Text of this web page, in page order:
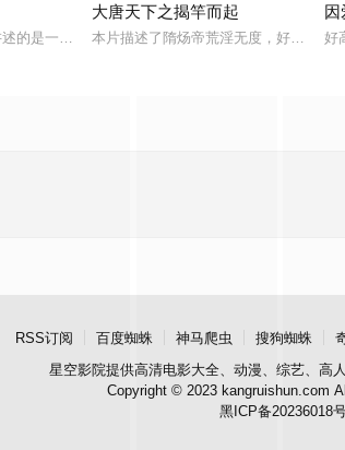
无恢复可能的四肢——的治疗方法，而一步步踏入
的是一部关于叛逆女孩林西西与颓废的犯罪悬疑小
大唐天下之揭竿而起
本片描述了隋炀帝荒淫无度，好大喜功
因
好
RSS订阅 百度蜘蛛 神马爬虫 搜狗蜘蛛
星空影院提供高清电影大全、动漫、综艺、高
Copyright © 2023 kangruishun.com
黑ICP备20236018